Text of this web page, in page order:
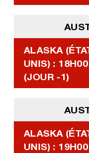
ALASKA
UNIS) : 18H00
(JOUR -1)
ALASKA
UNIS) : 19H00